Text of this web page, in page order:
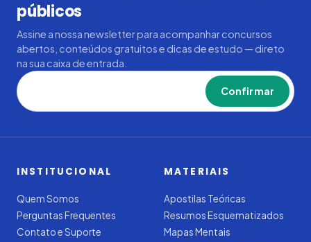
públicos
Assine a nossa newsletter para acompanhar concursos
abertos, conteúdos gratuitos e dicas de estudo — direto
na sua caixa de entrada.
Confirmar
INSTITUCIONAL
Quem Somos
Perguntas Frequentes
Contato e Suporte
MATERIAIS
Apostilas Teóricas
Resumos Esquematizados
Mapas Mentais